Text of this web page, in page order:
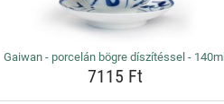
Gaiwan - porcelán bögre díszítéssel - 140ml
7115 Ft